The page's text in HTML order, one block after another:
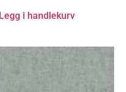
Legg i handlekurv